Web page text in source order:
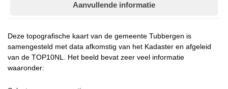
Aanvullende informatie
Deze topografische kaart van de gemeente Tubbergen is
samengesteld met data afkomstig van het Kadaster en afgeleid
van de TOP10NL. Het beeld bevat zeer veel informatie
waaronder: